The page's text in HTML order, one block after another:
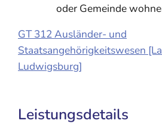
oder Gemeinde
GT 312 Ausländer- und
Staatsangehörigkeitswesen
Ludwigsburg]
Leistungsdetails